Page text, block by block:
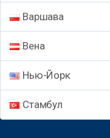
Варшава
Вена
Нью-Йорк
Стамбул